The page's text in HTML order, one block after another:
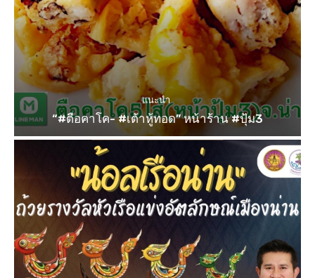
แนะนำ
“#ตือคาโค- #เต้าหู้ทอด” หน้าร้าน #ปุ้ม3